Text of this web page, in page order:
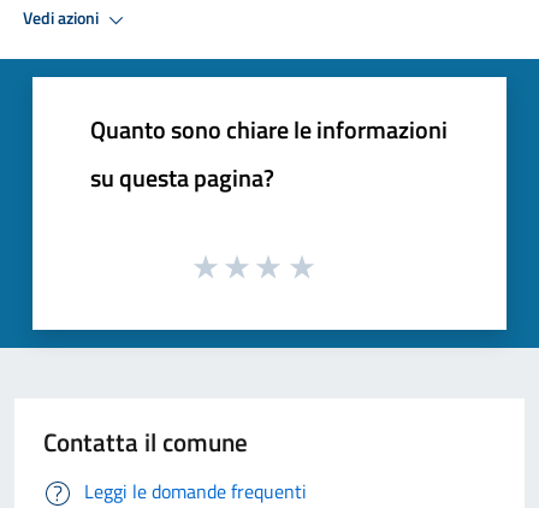
Vedi azioni
Quanto sono chiare le informazioni
su questa pagina?
Contatta il comune
Leggi le domande frequenti